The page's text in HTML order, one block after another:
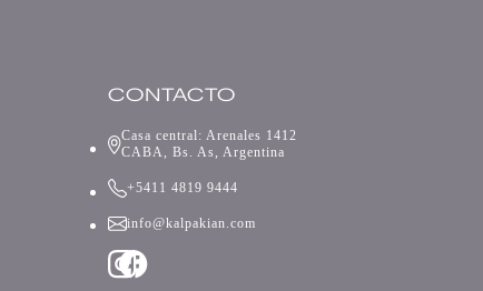
CONTACTO
Casa central: Arenales 1412
CABA, Bs. As, Argentina
+5411 4819 9444
info@kalpakian.com